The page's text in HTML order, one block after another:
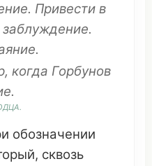
. Привести в
заблуждение.
.
, когда Горбунов
.
.
обозначении
, сквозь